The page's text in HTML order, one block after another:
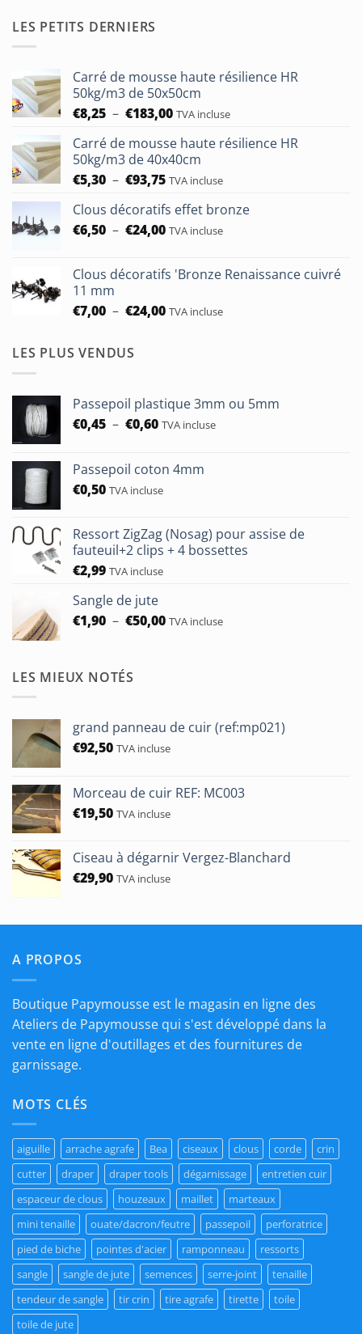
LES PETITS DERNIERS
Carré de mousse haute résilience HR
50kg/m3 de 50x50cm
€8,25 – €183,00Plage
prix :
€8,25
à
TVA incluse
Carré de mousse haute résilience HR
50kg/m3 de 40x40cm
€5,30 – €93,75Plage
prix :
€5,30
TVA incluse
Clous décoratifs effet bronze
€6,50 – €24,00Plage
€6,50
€24,00
TVA incluse
Clous décoratifs 'Bronze Renaissance cuivré
11 mm
€7,00 – €24,00Plage
€24,00
TVA incluse
LES PLUS VENDUS
Passepoil plastique 3mm ou 5mm
€0,45 – €0,60Plage
€0,45
à
TVA incluse
Passepoil coton 4mm
€0,50 TVA incluse
Ressort ZigZag (Nosag) pour assise de
fauteuil+2 clips + 4 bossettes
€2,99 TVA incluse
Sangle de jute
€1,90 – €50,00Plage
TVA incluse
LES MIEUX NOTÉS
grand panneau de cuir (ref:mp021)
€92,50 TVA incluse
Morceau de cuir REF: MC003
€19,50 TVA incluse
Ciseau à dégarnir Vergez-Blanchard
€29,90 TVA incluse
A PROPOS
Boutique Papymousse est le magasin en ligne des
Ateliers de Papymousse qui s'est développé dans la
vente en ligne d'outillages et des fournitures de
garnissage.
MOTS CLÉS
aiguille arrache agrafe Bea ciseaux clous corde
crin
cutter
draper draper tools dégarnissage
entretien cuir
espaceur de clous
houzeaux maillet
marteaux
mini tenaille
ouate/dacron/feutre passepoil
perforatrice
pied de biche
pointes d'acier ramponneau
ressorts
sangle
sangle de jute semences serre-joint
tenaille
tendeur de sangle
tir crin tire agrafe tirette
toile
toile de jute